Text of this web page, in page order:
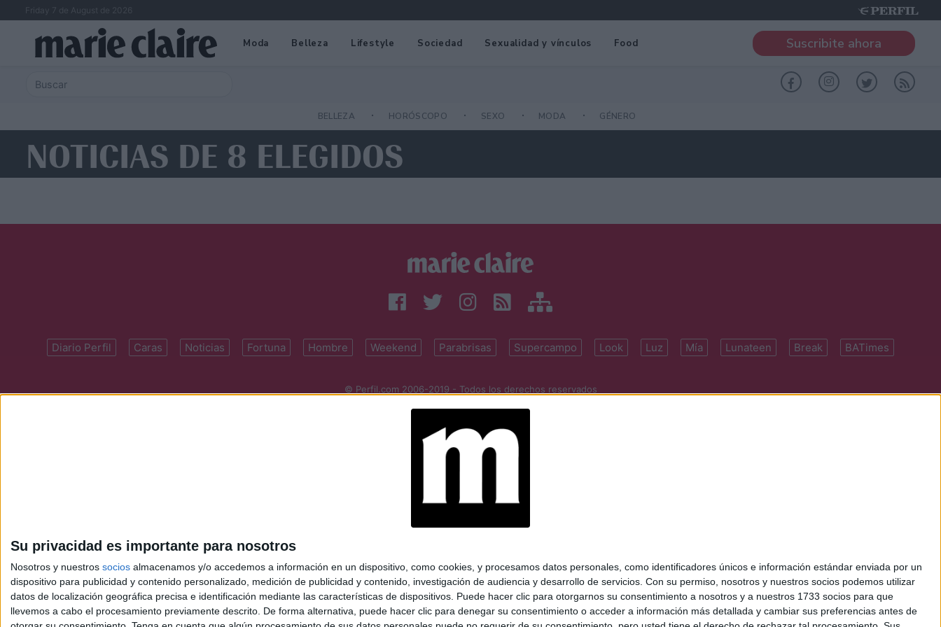
Su privacidad es importante para nosotros
Nosotros y nuestros socios almacenamos y/o accedemos a información en un dispositivo, como cookies, y procesamos datos personales, como identificadores únicos e información estándar enviada por un
dispositivo para publicidad y contenido personalizado, medición de publicidad y contenido, investigación de audiencia y desarrollo de servicios. Con su permiso, nosotros y nuestros socios podemos utilizar
datos de localización geográfica precisa e identificación mediante las características de dispositivos. Puede hacer clic para otorgarnos su consentimiento a nosotros y a nuestros 1733 socios para que
llevemos a cabo el procesamiento previamente descrito. De forma alternativa, puede hacer clic para denegar su consentimiento o acceder a información más detallada y cambiar sus preferencias antes de
Friday 7 de August de 2026
Moda Belleza Lifestyle Sociedad Sexualidad y vínculos Food Suscribite ahora
BELLEZA HORÓSCOPO SEXO MODA GÉNERO
NOTICIAS DE 8 ELEGIDOS
Diario Perfil Caras Noticias Fortuna Hombre Weekend Parabrisas Supercampo Look Luz Mía Lunateen Break BATimes
© Perfil.com 2006-2019 - Todos los derechos reservados
perfilcom@perfil.com| Propietario: Diario Perfil S.A.